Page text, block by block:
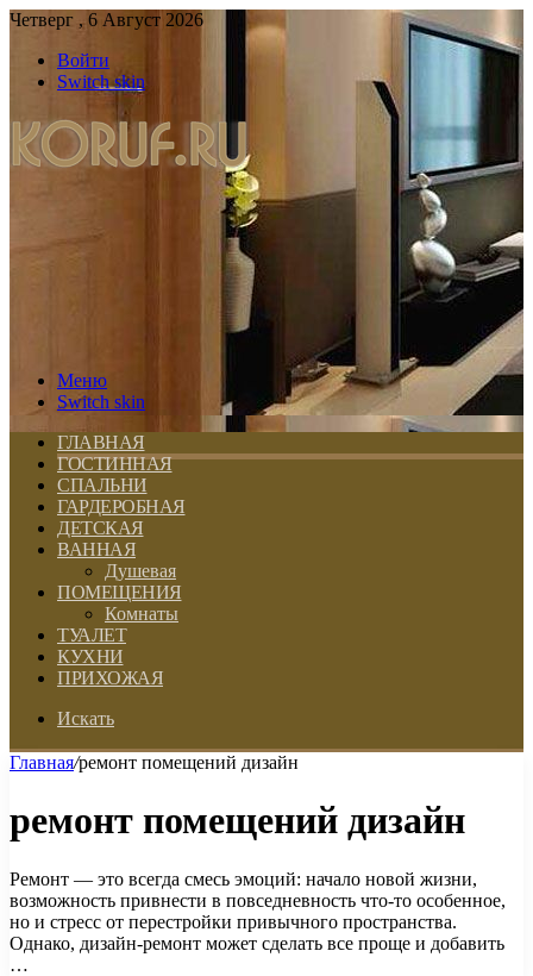
Четверг , 6 Август 2026
Войти
Switch skin
Меню
Switch skin
ГЛАВНАЯ
ГОСТИННАЯ
СПАЛЬНИ
ГАРДЕРОБНАЯ
ДЕТСКАЯ
ВАННАЯ
Душевая
ПОМЕЩЕНИЯ
Комнаты
ТУАЛЕТ
КУХНИ
ПРИХОЖАЯ
Искать
Главная/ремонт помещений дизайн
ремонт помещений дизайн
Ремонт — это всегда смесь эмоций: начало новой жизни,
возможность привнести в повседневность что-то особенное,
но и стресс от перестройки привычного пространства.
Однако, дизайн-ремонт может сделать все проще и добавить
…